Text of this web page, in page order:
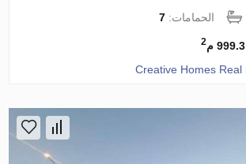
الحمامات:7
999.3 م 2
Creative Homes